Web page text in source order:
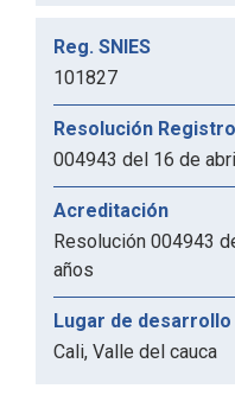
Reg. SNIES
101827
Resolución
004943 del 16 de
Acreditación
Resolución 004943
años
Lugar de desarrollo
Cali, Valle del cauca